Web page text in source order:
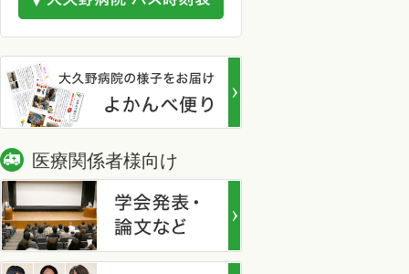
医療関係者様向け